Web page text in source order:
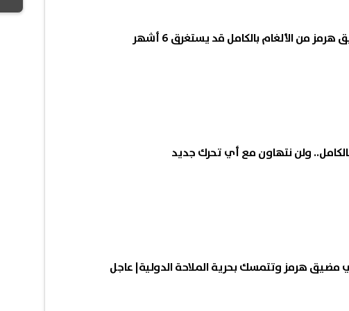
من الألغام بالكامل قد يستغرق 6 أشهر
بالكامل.. ولن نتهاون مع أي تحرك جديد
مضيق هرمز وتتمسك بحرية الملاحة الدولية| عاجل